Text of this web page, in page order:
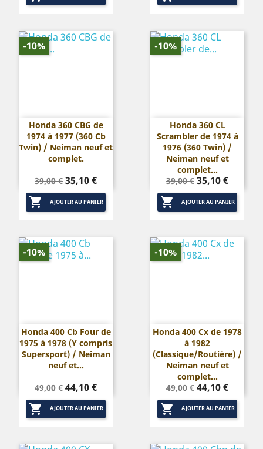
Honda 360 CBG de
1974 à 1977 (360 Cb
Twin) / Neiman neuf et
complet.
Prix
de
base
39,00 € Prix
35,10 €
 AJOUTER AU PANIER
-10%
Honda 360 CL
Scrambler de 1974 à
1976 (360 Twin) /
Neiman neuf et
complet...
Prix
de
base
39,00 € Prix
35,10 €
 AJOUTER AU PANIER
-10%
Honda 400 Cb Four de
1975 à 1978 (Y compris
Supersport) / Neiman
neuf et...
Prix
de
base
49,00 € Prix
44,10 €
 AJOUTER AU PANIER
-10%
Honda 400 Cx de 1978
à 1982
(Classique/Routière) /
Neiman neuf et
complet...
Prix
de
base
49,00 € Prix
44,10 €
 AJOUTER AU PANIER
-10%